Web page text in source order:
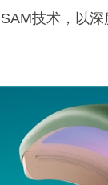
技术，以